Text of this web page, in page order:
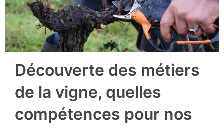
Découverte des métiers
de la vigne, quelles
compétences pour nos